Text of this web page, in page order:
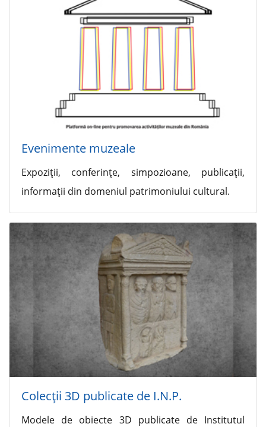
Evenimente muzeale
Expoziţii, conferinţe, simpozioane, publicaţii,
informaţii din domeniul patrimoniului cultural.
Colecţii 3D publicate de I.N.P.
Modele de obiecte 3D publicate de Institutul